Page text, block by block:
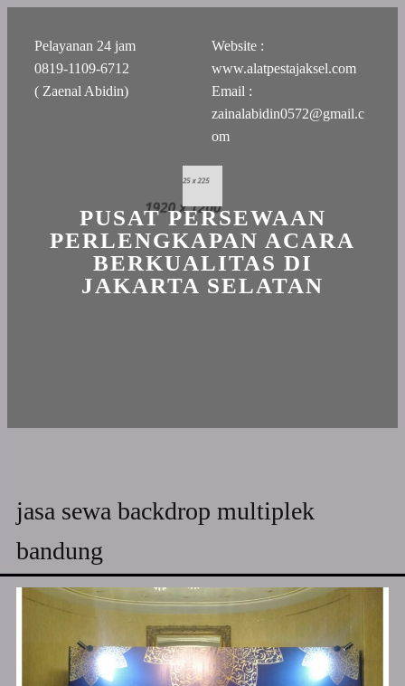
Pelayanan 24 jam
0819-1109-6712
( Zaenal Abidin)
Website :
www.alatpestajaksel.com
Email :
zainalabidin0572@gmail.c
om
PUSAT PERSEWAAN
PERLENGKAPAN ACARA
BERKUALITAS DI
JAKARTA SELATAN
jasa sewa backdrop multiplek
bandung